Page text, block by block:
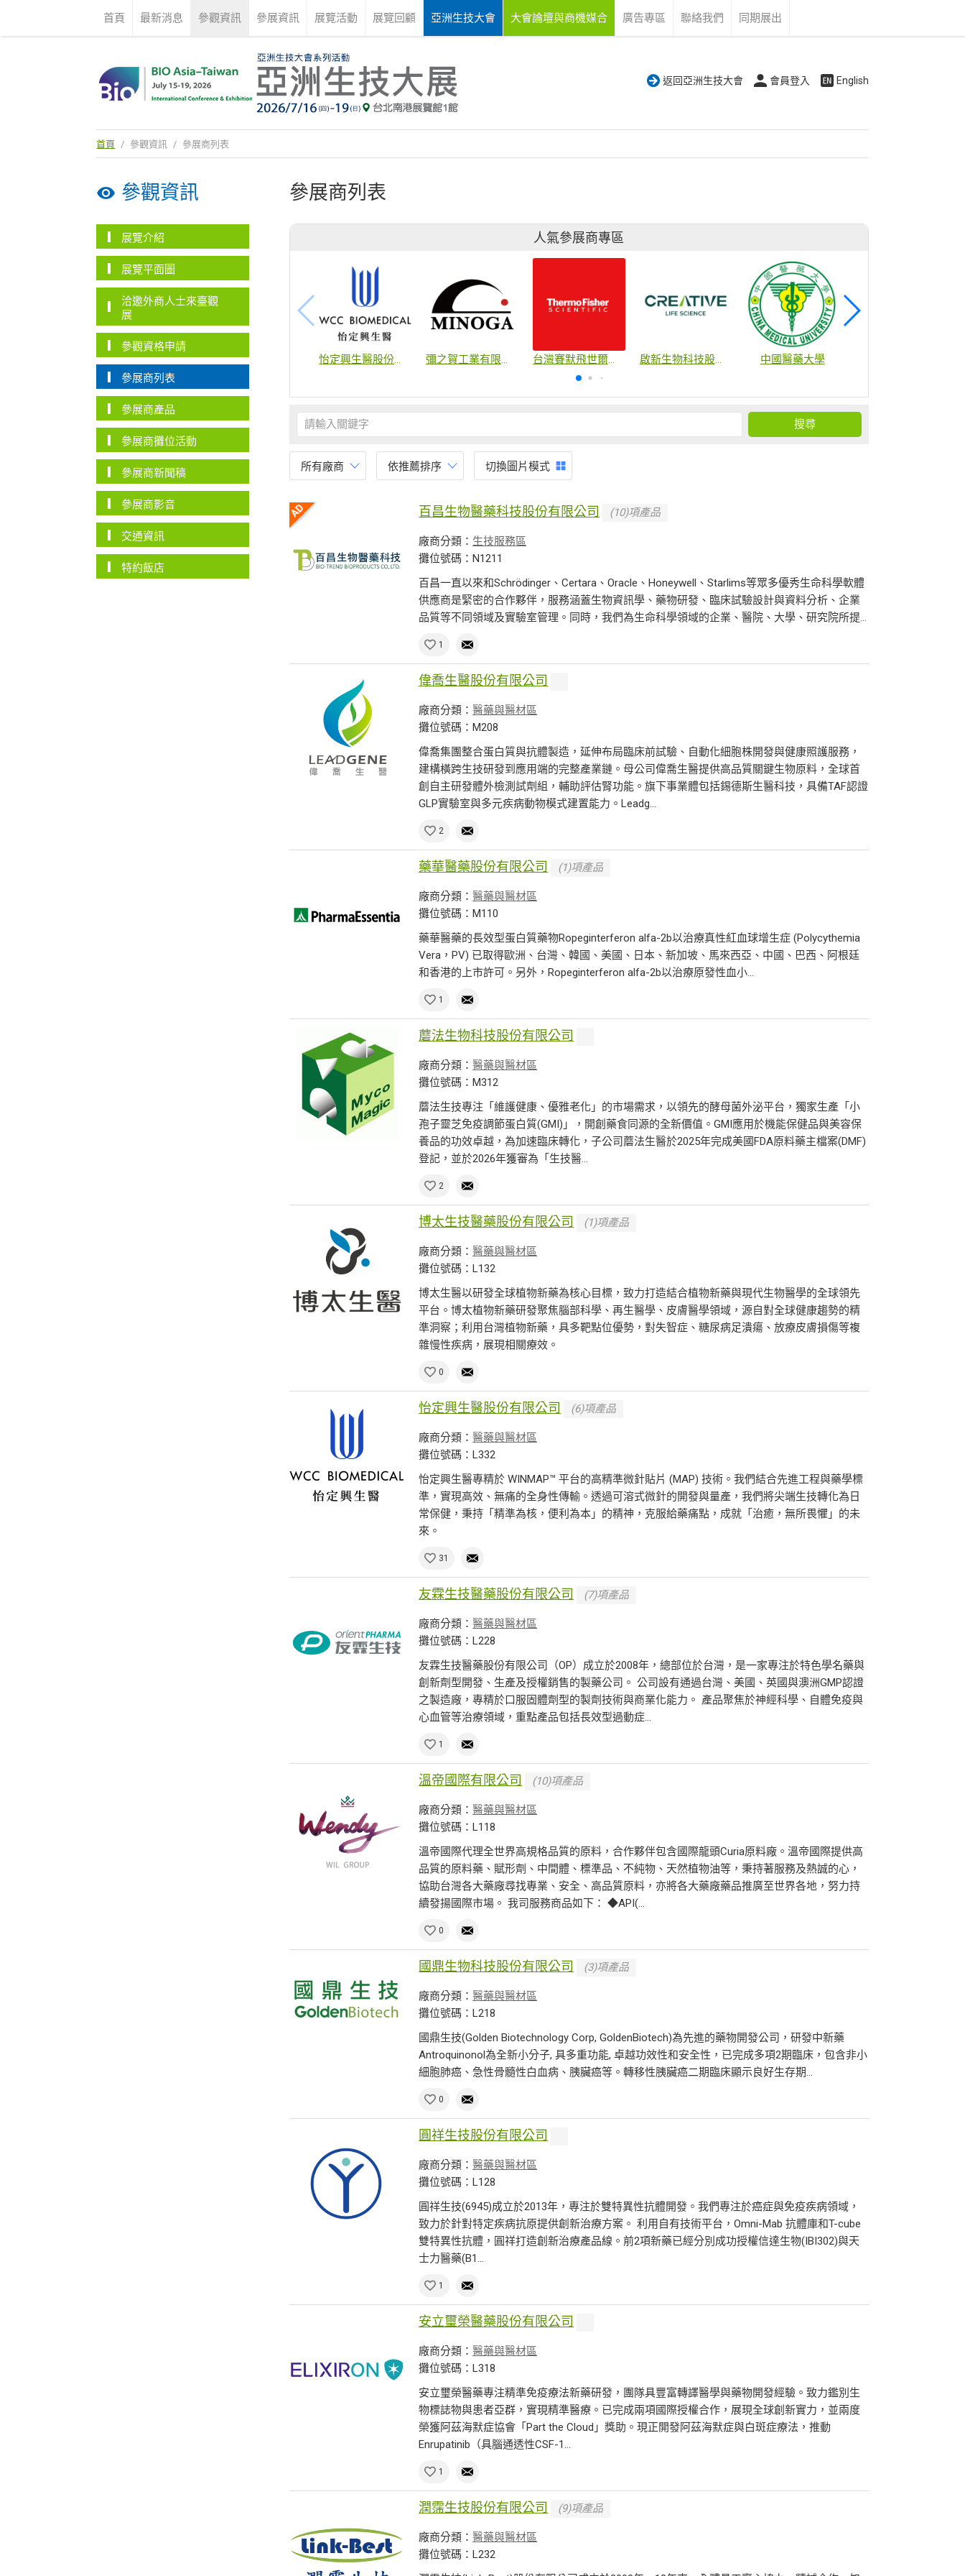
首頁 最新消息 參觀資訊 參展資訊 展覽活動 展覽回顧 亞洲生技大會 大會論壇與商機媒合 廣告專區 聯絡我們 同期展出
返回亞洲生技大會 會員登入 English
首頁 / 參觀資訊 / 參展商列表
參觀資訊
展覽介紹
展覽平面圖
洽邀外商人士來臺觀
展
參觀資格申請
參展商列表
參展商產品
參展商攤位活動
參展商新聞稿
參展商影音
交通資訊
特約飯店
參展商列表
人氣參展商專區
怡定興生醫股份有限公司 彌之賀工業有限公司 台灣賽默飛世爾科技股份有限公司 啟新生物科技股份有限公司 中國醫藥大學
所有廠商 依推薦排序 切換圖片模式
百昌生物醫藥科技股份有限公司 (10)項產品
廠商分類： 生技服務區
攤位號碼：N1211
百昌一直以來和Schrödinger、Certara、Oracle、Honeywell、Starlims等眾多優秀生命科學軟體
供應商是緊密的合作夥伴，服務涵蓋生物資訊學、藥物研發、臨床試驗設計與資料分析、企業
品質等不同領域及實驗室管理。同時，我們為生命科學領域的企業、醫院、大學、研究院所提...
1
偉喬生醫股份有限公司
廠商分類：醫藥與醫材區
攤位號碼：M208
偉喬集團整合蛋白質與抗體製造，延伸布局臨床前試驗、自動化細胞株開發與健康照護服務，
建構橫跨生技研發到應用端的完整產業鏈。母公司偉喬生醫提供高品質關鍵生物原料，全球首
創自主研發體外檢測試劑組，輔助評估腎功能。旗下事業體包括錫德斯生醫科技，具備TAF認證
GLP實驗室與多元疾病動物模式建置能力。Leadg...
2
藥華醫藥股份有限公司 (1)項產品
廠商分類：醫藥與醫材區
攤位號碼：M110
藥華醫藥的長效型蛋白質藥物Ropeginterferon alfa-2b以治療真性紅血球增生症 (Polycythemia
Vera，PV) 已取得歐洲、台灣、韓國、美國、日本、新加坡、馬來西亞、中國、巴西、阿根廷
和香港的上市許可。另外，Ropeginterferon alfa-2b以治療原發性血小...
1
蘑法生物科技股份有限公司
廠商分類：醫藥與醫材區
攤位號碼：M312
蘑法生技專注「維護健康、優雅老化」的市場需求，以領先的酵母菌外泌平台，獨家生產「小
孢子靈芝免疫調節蛋白質(GMI)」，開創藥食同源的全新價值。GMI應用於機能保健品與美容保
養品的功效卓越，為加速臨床轉化，子公司蘑法生醫於2025年完成美國FDA原料藥主檔案(DMF)
登記，並於2026年獲審為「生技醫...
2
博太生技醫藥股份有限公司 (1)項產品
廠商分類：醫藥與醫材區
攤位號碼：L132
博太生醫以研發全球植物新藥為核心目標，致力打造結合植物新藥與現代生物醫學的全球領先
平台。博太植物新藥研發聚焦腦部科學、再生醫學、皮膚醫學領域，源自對全球健康趨勢的精
準洞察；利用台灣植物新藥，具多靶點位優勢，對失智症、糖尿病足潰瘍、放療皮膚損傷等複
雜慢性疾病，展現相關療效。
0
怡定興生醫股份有限公司 (6)項產品
廠商分類：醫藥與醫材區
攤位號碼：L332
怡定興生醫專精於 WINMAP™ 平台的高精準微針貼片 (MAP) 技術。我們結合先進工程與藥學標
準，實現高效、無痛的全身性傳輸。透過可溶式微針的開發與量產，我們將尖端生技轉化為日
常保健，秉持「精準為核，便利為本」的精神，克服給藥痛點，成就「治癒，無所畏懼」的未
來。
31
友霖生技醫藥股份有限公司 (7)項產品
廠商分類：醫藥與醫材區
攤位號碼：L228
友霖生技醫藥股份有限公司（OP）成立於2008年，總部位於台灣，是一家專注於特色學名藥與
創新劑型開發、生產及授權銷售的製藥公司。 公司設有通過台灣、美國、英國與澳洲GMP認證
之製造廠，專精於口服固體劑型的製劑技術與商業化能力。 產品聚焦於神經科學、自體免疫與
心血管等治療領域，重點產品包括長效型過動症...
1
溫帝國際有限公司 (10)項產品
廠商分類：醫藥與醫材區
攤位號碼：L118
溫帝國際代理全世界高規格品質的原料，合作夥伴包含國際龍頭Curia原料廠。溫帝國際提供高
品質的原料藥、賦形劑、中間體、標準品、不純物、天然植物油等，秉持著服務及熱誠的心，
協助台灣各大藥廠尋找專業、安全、高品質原料，亦將各大藥廠藥品推廣至世界各地，努力持
續發揚國際市場。 我司服務商品如下： ◆API(...
0
國鼎生物科技股份有限公司 (3)項產品
廠商分類：醫藥與醫材區
攤位號碼：L218
國鼎生技(Golden Biotechnology Corp, GoldenBiotech)為先進的藥物開發公司，研發中新藥
Antroquinonol為全新小分子, 具多重功能, 卓越功效性和安全性，已完成多項2期臨床，包含非小
細胞肺癌、急性骨髓性白血病、胰臟癌等。轉移性胰臟癌二期臨床顯示良好生存期...
0
圓祥生技股份有限公司
廠商分類：醫藥與醫材區
攤位號碼：L128
圓祥生技(6945)成立於2013年，專注於雙特異性抗體開發。我們專注於癌症與免疫疾病領域，
致力於針對特定疾病抗原提供創新治療方案。 利用自有技術平台，Omni-Mab 抗體庫和T-cube
雙特異性抗體，圓祥打造創新治療產品線。前2項新藥已經分別成功授權信達生物(IBI302)與天
士力醫藥(B1...
1
安立璽榮醫藥股份有限公司
廠商分類：醫藥與醫材區
攤位號碼：L318
安立璽榮醫藥專注精準免疫療法新藥研發，團隊具豐富轉譯醫學與藥物開發經驗。致力鑑別生
物標誌物與患者亞群，實現精準醫療。已完成兩項國際授權合作，展現全球創新實力，並兩度
榮獲阿茲海默症協會「Part the Cloud」獎助。現正開發阿茲海默症與白斑症療法，推動
Enrupatinib（具腦通透性CSF-1...
1
潤霈生技股份有限公司 (9)項產品
廠商分類：醫藥與醫材區
攤位號碼：L232